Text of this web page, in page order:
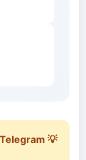
💡 Telegram سے کیوں شروع کریں؟